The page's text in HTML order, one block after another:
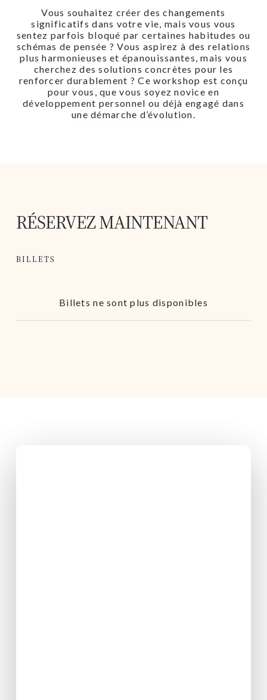
Vous souhaitez créer des changements
significatifs dans votre vie, mais vous vous
sentez parfois bloqué par certaines habitudes ou
schémas de pensée ? Vous aspirez à des relations
plus harmonieuses et épanouissantes, mais vous
cherchez des solutions concrètes pour les
renforcer durablement ? Ce workshop est conçu
pour vous, que vous soyez novice en
développement personnel ou déjà engagé dans
une démarche d’évolution.
RÉSERVEZ MAINTENANT
BILLETS
Billets ne sont plus disponibles